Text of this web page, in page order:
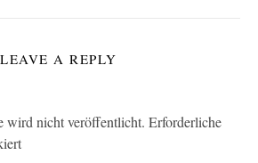
LEAVE A REPLY
wird nicht veröffentlicht. Erforderliche